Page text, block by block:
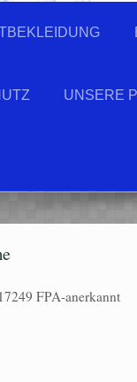
UNSERE
FPA-anerkannt